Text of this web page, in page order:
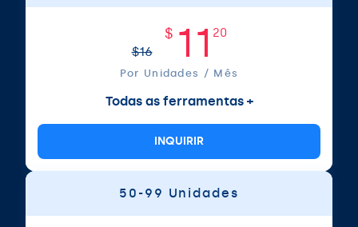
$16
$ 11 20
Por Unidades / Mês
Todas as ferramentas +
INQUIRIR
50-99 Unidades